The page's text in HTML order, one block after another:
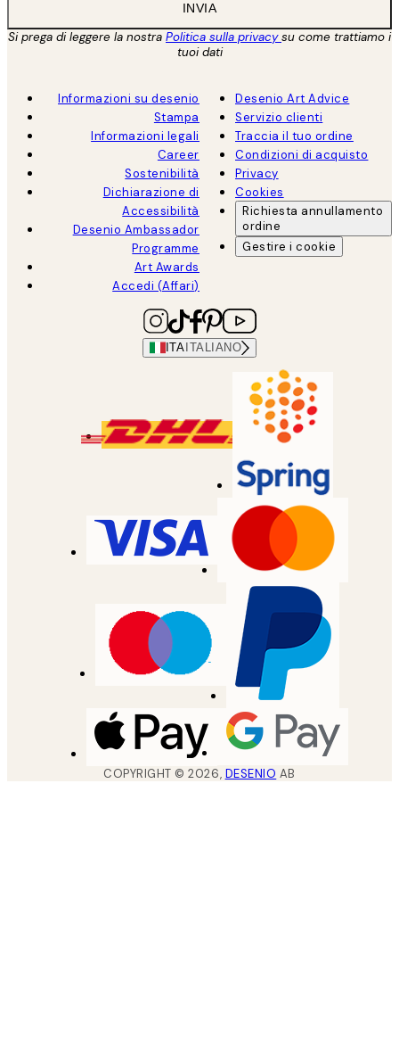
INVIA
Si prega di leggere la nostra Politica sulla privacysu come trattiamo i
tuoi dati
Informazioni su desenio
Stampa
Informazioni legali
Career
Sostenibilità
Dichiarazione di
Accessibilità
Desenio Ambassador
Programme
Art Awards
Accedi (Affari)
Desenio Art Advice
Servizio clienti
Traccia il tuo ordine
Condizioni di acquisto
Privacy
Cookies
Richiesta annullamento
ordine
Gestire i cookie
ITA ITALIANO
COPYRIGHT ©2026, DESENIO AB